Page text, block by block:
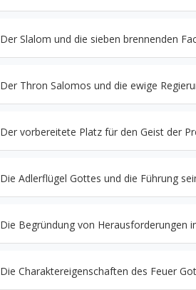
Der Slalom und die sieben brennenden
Der Thron Salomos und die ewige
Der vorbereitete Platz für den Geist der
Die Adlerflügel Gottes und die Führung
Die Begründung von Herausforderungen
Die Charaktereigenschaften des Feuer